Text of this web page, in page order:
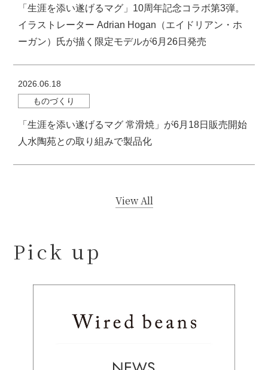
「生涯を添い遂げるマグ」10周年記念コラボ第3弾。
イラストレーター Adrian Hogan（エイドリアン・ホ
ーガン）氏が描く限定モデルが6月26日発売
2026.06.18
ものづくり
「生涯を添い遂げるマグ 常滑焼」が6月18日販売開始
人水陶苑との取り組みで製品化
View All
Pick up